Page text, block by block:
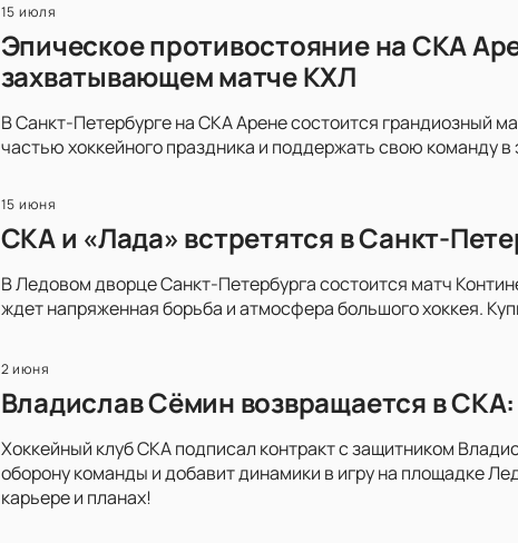
15 июля
Эпическое противостояние на СКА
захватывающем матче КХЛ
В Санкт-Петербурге на СКА Арене состоится грандиозный
частью хоккейного праздника и поддержать свою команду
15 июня
СКА и «Лада» встретятся в Санкт-
В Ледовом дворце Санкт-Петербурга состоится матч
ждет напряженная борьба и атмосфера большого хоккея.
2 июня
Владислав Сёмин возвращается в
Хоккейный клуб СКА подписал контракт с защитником
оборону команды и добавит динамики в игру на площадке
карьере и планах!